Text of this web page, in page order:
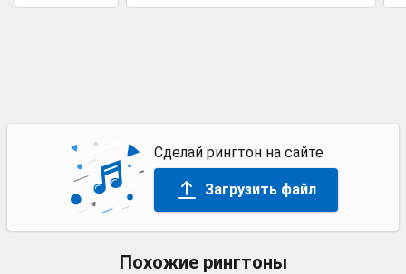
Сделай рингтон на сайте
Загрузить файл
Похожие рингтоны